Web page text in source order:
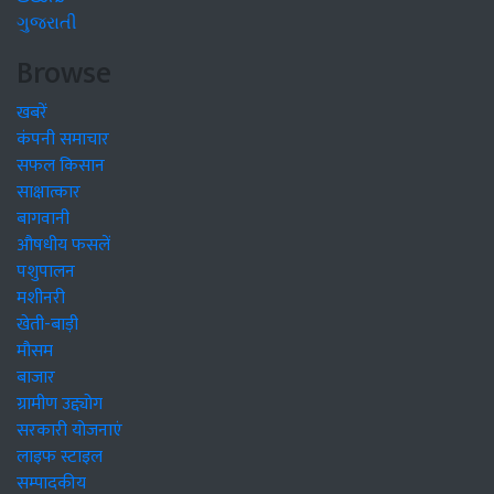
ગુજરાતી
Browse
खबरें
कंपनी समाचार
सफल किसान
साक्षात्कार
बागवानी
औषधीय फसलें
पशुपालन
मशीनरी
खेती-बाड़ी
मौसम
बाजार
ग्रामीण उद्द्योग
सरकारी योजनाएं
लाइफ स्टाइल
सम्पादकीय